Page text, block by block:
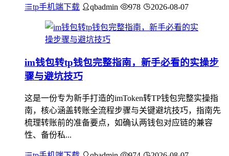
tp手机端下载 qbadmin 978 2026-08-07
im钱包转tp钱包完整指南，新手必看的实操步
骤与避坑技巧
这是一份专为新手打造的imToken转TP钱包完整实操指
南，核心涵盖转账全流程步骤与关键避坑技巧，指南先
梳理转账前的准备要点，如确认两钱包对应链的兼容
性、备份私...